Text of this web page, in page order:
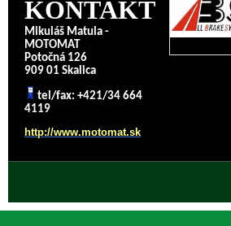
KONTAKT
Mikuláš Matula -
MOTOMAT
Potočná 126
909 01 Skalica
tel/fax: +421/34 664
4119
http://www.motomat.sk